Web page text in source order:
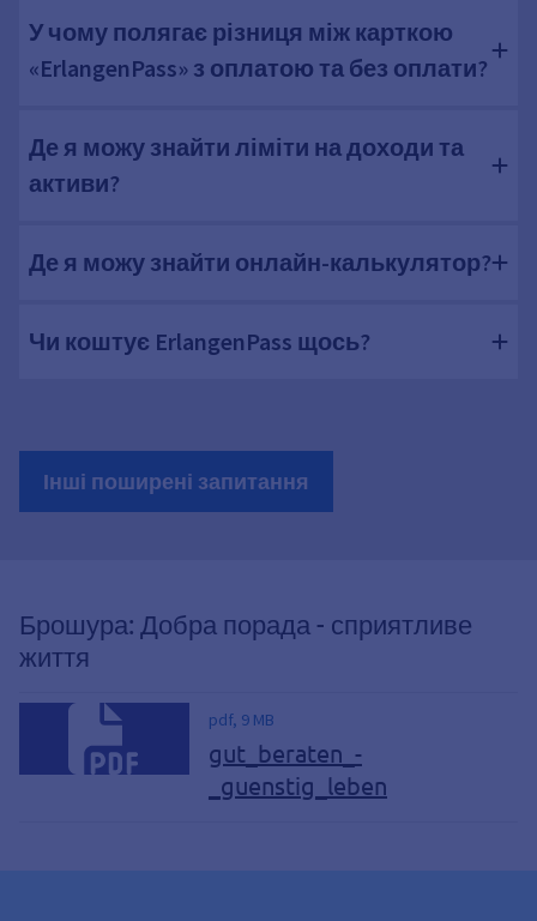
У чому полягає різниця між карткою
«ErlangenPass» з оплатою та без оплати?
Де я можу знайти ліміти на доходи та
активи?
Де я можу знайти онлайн-калькулятор?
Чи коштує ErlangenPass щось?
Інші поширені запитання
Брошура: Добра порада - сприятливе
життя
pdf, 9 MB
gut_beraten_-
_guenstig_leben